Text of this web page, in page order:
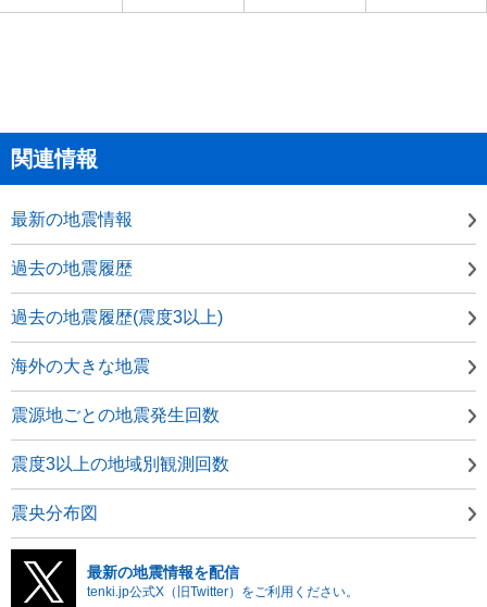
関連情報
最新の地震情報
過去の地震履歴
過去の地震履歴(震度3以上)
海外の大きな地震
震源地ごとの地震発生回数
震度3以上の地域別観測回数
震央分布図
最新の地震情報を配信
tenki.jp公式X（旧Twitter）をご利用ください。